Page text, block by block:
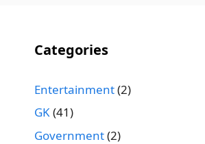
Categories
Entertainment(2)
GK(41)
Government(2)